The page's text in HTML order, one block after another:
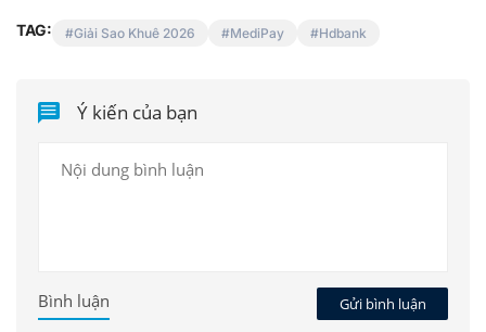
TAG: Giải Sao Khuê 2026 MediPay Hdbank
Ý kiến của bạn
Gửi bình luận
Bình luận